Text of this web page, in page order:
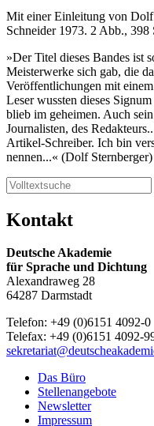
Mit einer Einleitung von
Schneider 1973. 2 Abb.,
»Der Titel dieses Bandes ist
Meisterwerke sich gab, die
Veröffentlichungen mit
Leser wussten dieses
blieb im geheimen. Auch
Journalisten, des
Artikel-Schreiber. Ich bin
nennen...« (Dolf Sternberger)
Kontakt
Deutsche Akademie
für Sprache und Dichtung
Alexandraweg 28
64287 Darmstadt
Telefon: +49 (0)6151 4092-0
Telefax: +49 (0)6151 4092-
Das Büro
Stellenangebote
Newsletter
Impressum